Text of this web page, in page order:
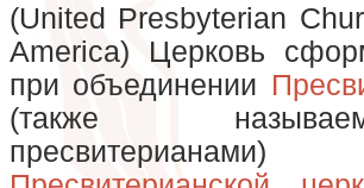
(United Presbyterian
America) Церковь
при объединении
(также